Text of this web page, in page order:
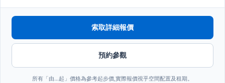
索取詳細報價
預約參觀
所有「由…起」價格為參考起步價,實際報價視乎空間配置及租期。